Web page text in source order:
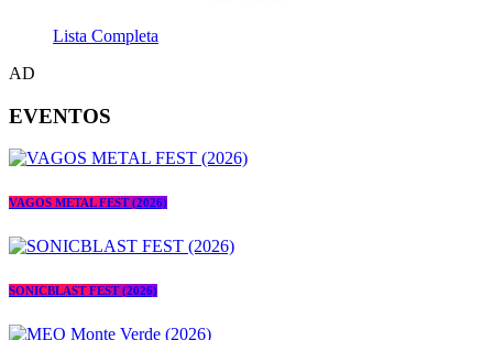
Lista Completa
AD
EVENTOS
VAGOS METAL FEST (2026)
SONICBLAST FEST (2026)